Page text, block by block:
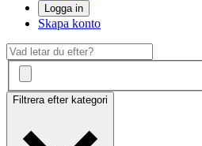
Logga in
Skapa konto
Filtrera efter kategori